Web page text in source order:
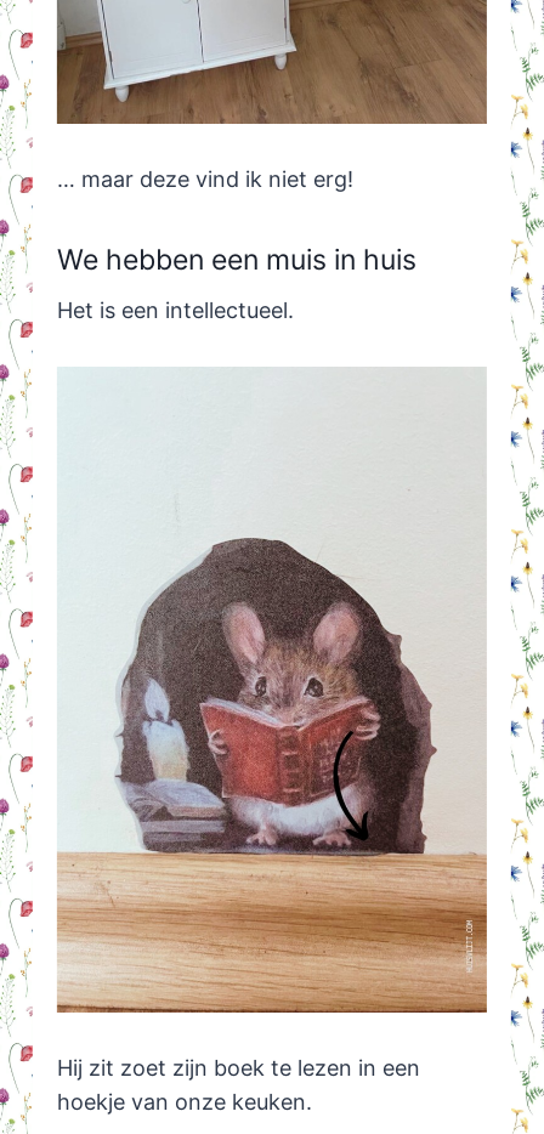
… maar deze vind ik niet erg!
We hebben een muis in huis
Het is een intellectueel.
Hij zit zoet zijn boek te lezen in een
hoekje van onze keuken.